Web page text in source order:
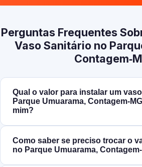
Perguntas Frequentes
Vaso Sanitário no
Qual o valor para instalar um
Parque Umuarama,
mim?
Como saber se preciso trocar o
no Parque Umuarama,